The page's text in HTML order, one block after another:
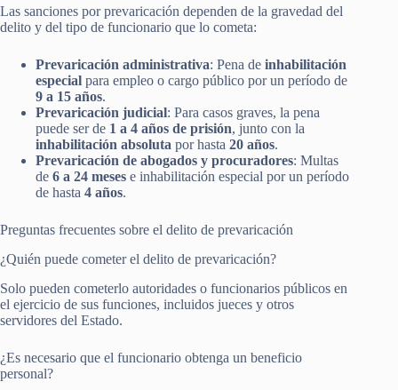
Las sanciones por prevaricación dependen de la gravedad del
delito y del tipo de funcionario que lo cometa:
Prevaricación administrativa: Pena de inhabilitación
especial para empleo o cargo público por un período de
9 a 15 años.
Prevaricación judicial: Para casos graves, la pena
puede ser de 1 a 4 años de prisión, junto con la
inhabilitación absoluta por hasta 20 años.
Prevaricación de abogados y procuradores: Multas
de 6 a 24 meses e inhabilitación especial por un período
de hasta 4 años.
Preguntas frecuentes sobre el delito de prevaricación
¿Quién puede cometer el delito de prevaricación?
Solo pueden cometerlo autoridades o funcionarios públicos en
el ejercicio de sus funciones, incluidos jueces y otros
servidores del Estado.
¿Es necesario que el funcionario obtenga un beneficio
personal?